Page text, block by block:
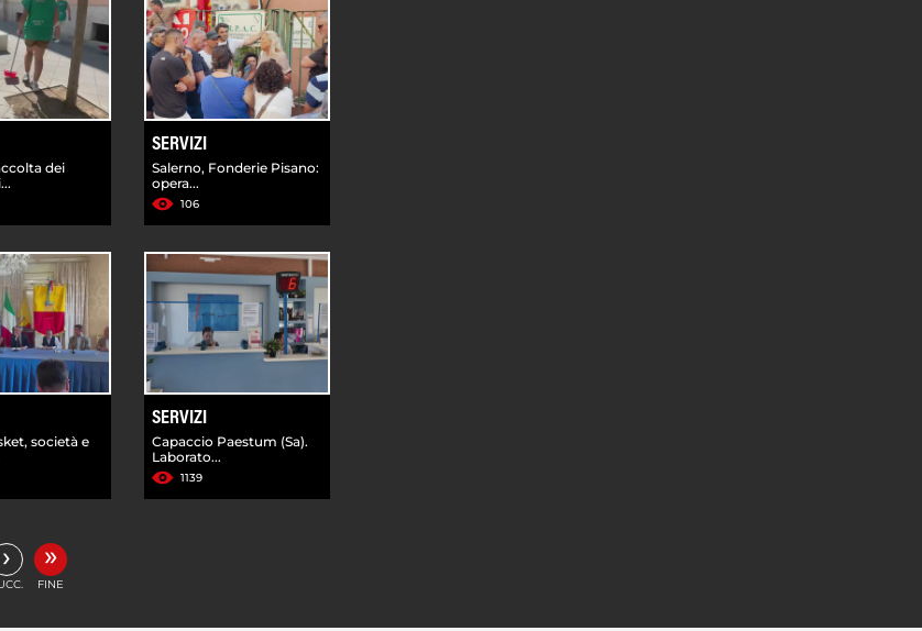
dei
SERVIZI
Salerno, Fonderie Pisano:
opera...
106
società e
SERVIZI
Capaccio Paestum (Sa).
Laborato...
1139
› »
FINE